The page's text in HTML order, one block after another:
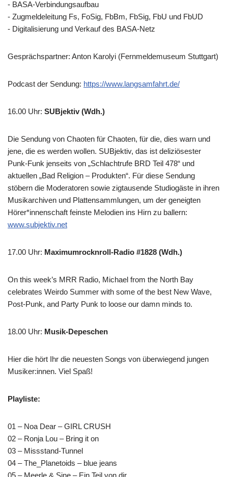
- BASA-Verbindungsaufbau
- Zugmeldeleitung Fs, FoSig, FbBm, FbSig, FbU und FbUD
- Digitalisierung und Verkauf des BASA-Netz
Gesprächspartner: Anton Karolyi (Fernmeldemuseum Stuttgart)
Podcast der Sendung: https://www.langsamfahrt.de/
16.00 Uhr: SUBjektiv (Wdh.)
Die Sendung von Chaoten für Chaoten, für die, dies warn und
jene, die es werden wollen. SUBjektiv, das ist deliziösester
Punk-Funk jenseits von „Schlachtrufe BRD Teil 478“ und
aktuellen „Bad Religion – Produkten“. Für diese Sendung
stöbern die Moderatoren sowie zigtausende Studiogäste in ihren
Musikarchiven und Plattensammlungen, um der geneigten
Hörer*innenschaft feinste Melodien ins Hirn zu ballern:
www.subjektiv.net
17.00 Uhr: Maximumrocknroll-Radio #1828 (Wdh.)
On this week’s MRR Radio, Michael from the North Bay
celebrates Weirdo Summer with some of the best New Wave,
Post-Punk, and Party Punk to loose our damn minds to.
18.00 Uhr: Musik-Depeschen
Hier die hört Ihr die neuesten Songs von überwiegend jungen
Musiker:innen. Viel Spaß!
Playliste:
01 – Noa Dear – GIRL CRUSH
02 – Ronja Lou – Bring it on
03 – Missstand-Tunnel
04 – The_Planetoids – blue jeans
05 – Meerle & Sine – Ein Teil von dir